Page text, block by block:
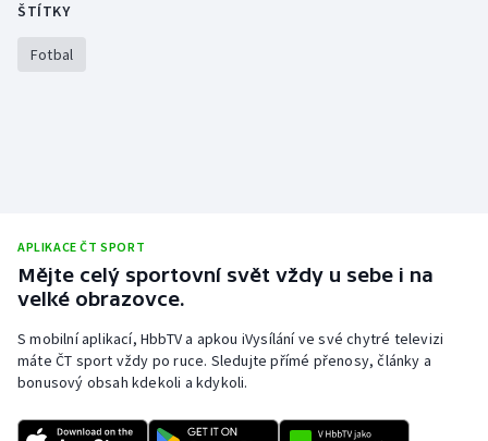
Veslování
Vodní slalom
Volejbal
ŠTÍTKY
Fotbal
APLIKACE ČT SPORT
Mějte celý sportovní svět vždy u sebe i na
velké obrazovce.
S mobilní aplikací, HbbTV a apkou iVysílání ve své chytré televizi
máte ČT sport vždy po ruce. Sledujte přímé přenosy, články a
bonusový obsah kdekoli a kdykoli.